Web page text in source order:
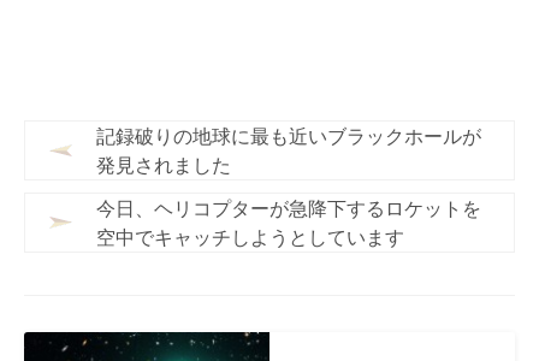
記録破りの地球に最も近いブラックホールが
発見されました
今日、ヘリコプターが急降下するロケットを
空中でキャッチしようとしています